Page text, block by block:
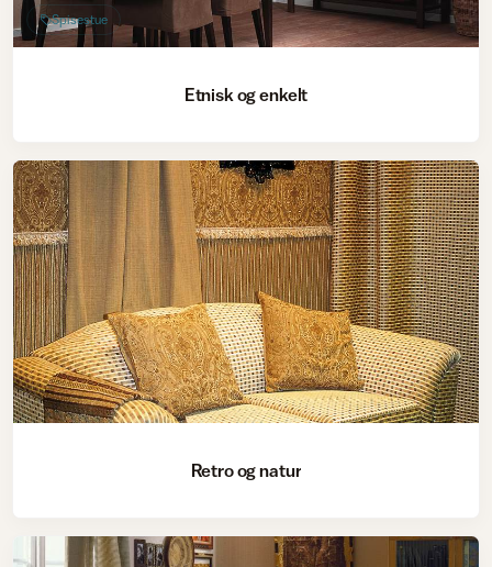
Spisestue
Etnisk og enkelt
Retro og natur